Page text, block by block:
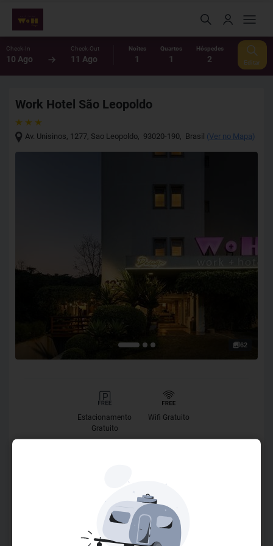
Check-In
10 Ago
Check-Out
11 Ago
Noites
1
Quartos
1
Hóspedes
2 Editar
Work Hotel São Leopoldo
Av. Unisinos, 1277, Sao Leopoldo, 93020-190, Brasil (Ver no Mapa)
62
Estacionamento
Gratuito
Wifi Gratuito
O Work + Hotel foi planejado para atender seus hóspedes
de forma diferenciada. Está localizado em São Leopoldo,
próximo a Novo Hamburgo e Porto Alegre, bem em frente à